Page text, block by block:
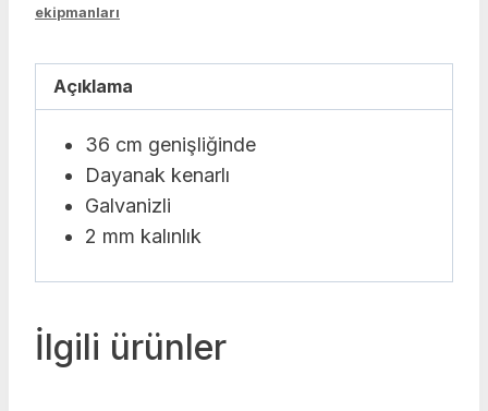
ekipmanları
Açıklama
36 cm genişliğinde
Dayanak kenarlı
Galvanizli
2 mm kalınlık
İlgili ürünler